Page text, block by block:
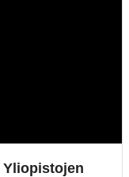
Yliopistojen